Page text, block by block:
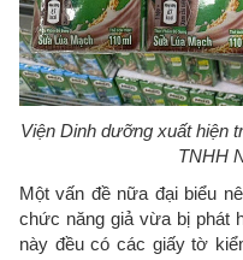
Viện Dinh dưỡng xuất hiện
TNHH
Một vấn đề nữa đại biểu
chức năng giả vừa bị phát
này đều có các giấy tờ